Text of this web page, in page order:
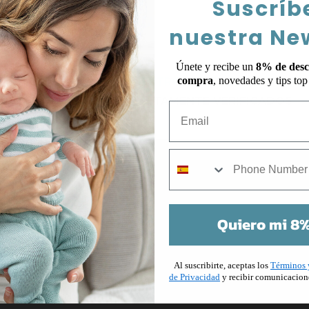
ES LO QUE PIENSAN NUESTROS CLIENTES DE
TESTIMONIOS COMPLETAMENTE VERIFICADOS
Me han encantado los dos
conjuntos que he comprado,
son preciosos.
nuestra
Únete y recibe un 8% de
compra, novedades y tips
Quiero mi
Al suscribirte, aceptas los Términos
de Privacidad y recibir